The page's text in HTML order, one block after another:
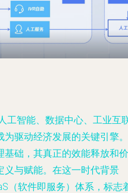
工智能、数据中心、工业互
为驱动经济发展的关键引擎。
基础，其真正的效能释放和价
义与赋能。在这一时代背景
（软件即服务）体系，标志